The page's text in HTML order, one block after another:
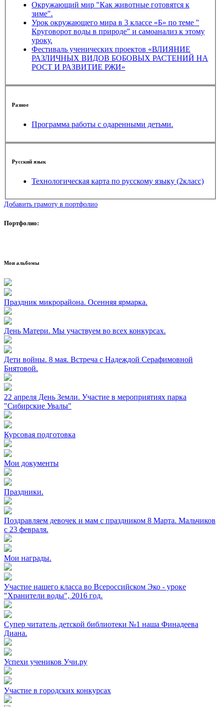
Окружающий мир "Как животные готовятся к
зиме".
Урок окружающего мира в 3 классе «Б» по теме "
Круговорот воды в природе" и самоанализ к этому
уроку.
Фестиваль ученических проектов «ВЛИЯНИЕ
РАЗЛИЧНЫХ ВИДОВ БОБОВЫХ РАСТЕНИЙ НА
РОСТ И РАЗВИТИЕ РЖИ»
Разное
Программа работы с одаренными детьми.
Русский язык
Технологическая карта по русскому языку (2класс)
Добавить грамоту в портфолио
Портфолио:
Мои альбомы
Праздник микрорайона. Осенняя ярмарка.
День Матери. Мы участвуем во всех конкурсах.
Дети войны. 8 мая. Встреча с Надеждой Серафимовной
Бнятовой.
22 апреля День Земли. Участие в мероприятиях парка
"Сибирские Увалы"
Курсовая подготовка
Мои документы
Праздники.
Поздравляем девочек и мам с праздником 8 Марта. Мальчиков
с 23 февраля.
Мои награды.
Участие нашего класса во Всероссийском Эко - уроке
"Хранители воды", 2016 год.
Супер читатель детской библиотеки №1 наша Финадеева
Диана.
Успехи учеников Учи.ру
Участие в городских конкурсах